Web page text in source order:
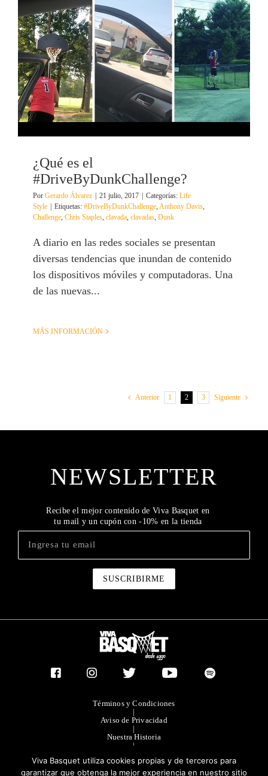
¿Qué es el
#DriveByDunkChallenge?
Por Gerardo Álvarez 21 julio, 2017 Categorías: Life
Style
Etiquetas: #DriveByDunkChallenge, Anthony Davis,
Challenge, Chris Staples, clavada, clavadas, Dunk
A diario en las redes sociales se presentan
diversas tendencias que inundan de contenido
los dispositivos móviles y computadoras. Una
de las nuevas...
MÁS INFORMACIÓN
Anterior 1 2 3 Siguiente
NEWSLETTER
Recibe el mejor contenido de Viva Basquet en
tu mail y un cupón con -10% en la tienda
Términos y Condiciones
|
Aviso de Privacidad
|
Nuestra Historia
|
|
Publicidad
Viva Basquet utiliza cookies propias y de terceros para
garantizar que obtenga la mejor experiencia en nuestro sitio